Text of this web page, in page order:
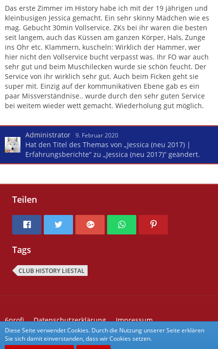
Das erste Zimmer im History habe ich mit der 19 jährigen und
kleinbusigen Jessica gemacht. Ein sehr skinny Mädchen wie es
mag. Gebucht 30min Vollservice. ZKs bei ihr waren die besten
seit langem, auch das Küssen am ganzen Körper, Hals, Zunge
ins Ohr etc. Klammern, kuscheln: Wirklich der Hammer, wer
hier nicht den Vollservice bucht verpasst was. Ihr FO war auch
sehr gut und beim Muschilecken wurde sie schön feucht. Der
Service von ihr wirklich sehr gut. Auch beim Ficken geht sie
super mit. Einzig auf der kommunikativen Ebene gab es ein
paar Missverständnise.. wurde durch den sehr guten Service
bei weitem wieder wett gemacht. Wiederholung gut möglich.
Zitieren
Administrator 9. Februar 2020
Hat den Titel des Themas von „Jessica (neu 2017) |
Erfahrungsberichte“ zu „Jessica (neu 2017)“ geändert.
Teilen
Tags
CLUB HISTORY LIESTAL
6profi Datenschutzerklärung
Impressum
Kontakt zu 6profi
Forum Aktivitäten
Diese Seite verwendet Cookies. Durch die Nutzung unserer Seite erklären
Sie sich damit einverstanden, dass wir Cookies setzen.